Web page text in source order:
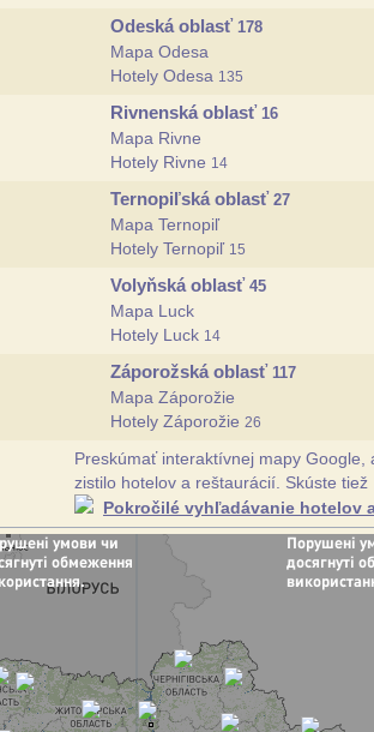
Odeská oblasť 178
Mapa Odesa
Hotely Odesa 135
Rivnenská oblasť 16
Mapa Rivne
Hotely Rivne 14
Ternopiľská oblasť 27
Mapa Ternopiľ
Hotely Ternopiľ 15
Volyňská oblasť 45
Mapa Luck
Hotely Luck 14
Záporožská oblasť 117
Mapa Záporožie
Hotely Záporožie 26
Preskúmať interaktívnej mapy Google,
zistilo hotelov a reštaurácií. Skúste tiež
Pokročilé vyhľadávanie hotelov